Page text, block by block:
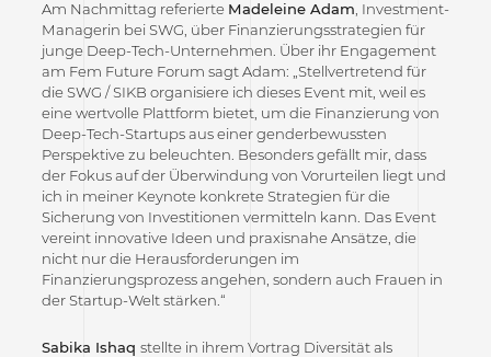
Am Nachmittag referierte Madeleine Adam , Investment-
Managerin bei SWG, über Finanzierungsstrategien für
junge Deep-Tech-Unternehmen. Über ihr Engagement
am Fem Future Forum sagt Adam: „Stellvertretend für
die SWG / SIKB organisiere ich dieses Event mit, weil es
eine wertvolle Plattform bietet, um die Finanzierung von
Deep-Tech-Startups aus einer genderbewussten
Perspektive zu beleuchten. Besonders gefällt mir, dass
der Fokus auf der Überwindung von Vorurteilen liegt und
ich in meiner Keynote konkrete Strategien für die
Sicherung von Investitionen vermitteln kann. Das Event
vereint innovative Ideen und praxisnahe Ansätze, die
nicht nur die Herausforderungen im
Finanzierungsprozess angehen, sondern auch Frauen in
der Startup-Welt stärken.“
Sabika Ishaq stellte in ihrem Vortrag Diversität als